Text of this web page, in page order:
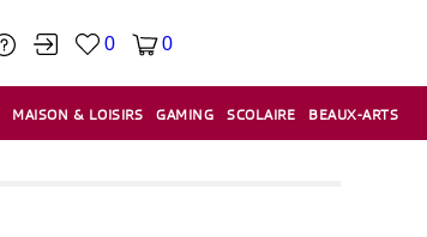
0 0
MAISON & LOISIRS GAMING SCOLAIRE BEAUX-ARTS